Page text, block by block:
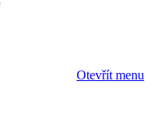
Otevřít menu